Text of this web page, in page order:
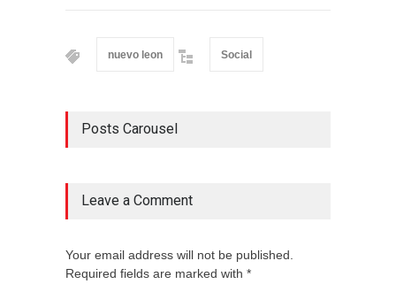
nuevo leon Social
Posts Carousel
Leave a Comment
Your email address will not be published.
Required fields are marked with *